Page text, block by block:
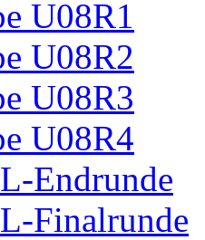
U08R1
U08R2
U08R3
U08R4
Endrunde
Finalrunde